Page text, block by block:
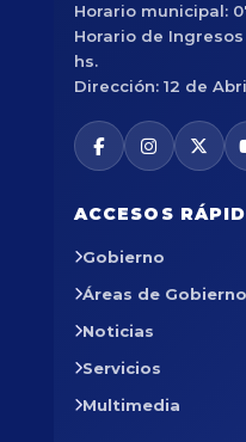
Horario municipal:
Horario de Ingresos
hs.
Dirección: 12 de
ACCESOS
Gobierno
Áreas de Gobierno
Noticias
Servicios
Multimedia